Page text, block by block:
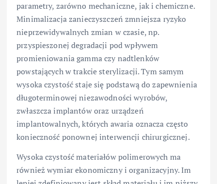
parametry, zarówno mechaniczne, jak i chemiczne.
Minimalizacja zanieczyszczeń zmniejsza ryzyko
nieprzewidywalnych zmian w czasie, np.
przyspieszonej degradacji pod wpływem
promieniowania gamma czy nadtlenków
powstających w trakcie sterylizacji. Tym samym
wysoka czystość staje się podstawą do zapewnienia
długoterminowej niezawodności wyrobów,
zwłaszcza implantów oraz urządzeń
implantowalnych, których awaria oznacza często
konieczność ponownej interwencji chirurgicznej.
Wysoka czystość materiałów polimerowych ma
również wymiar ekonomiczny i organizacyjny. Im